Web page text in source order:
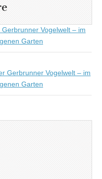
Vogelwelt – im
Garten
Gerbrunner Vogelwelt – im
Garten